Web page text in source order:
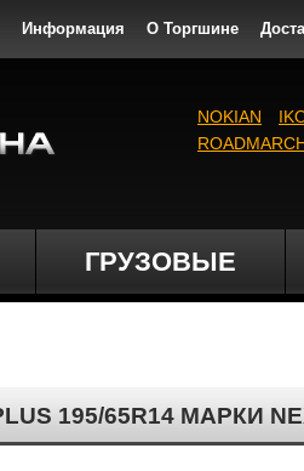
Информация О Торгшине
ГРУЗОВЫЕ
NOKIAN
195/65R14 МАРКИ